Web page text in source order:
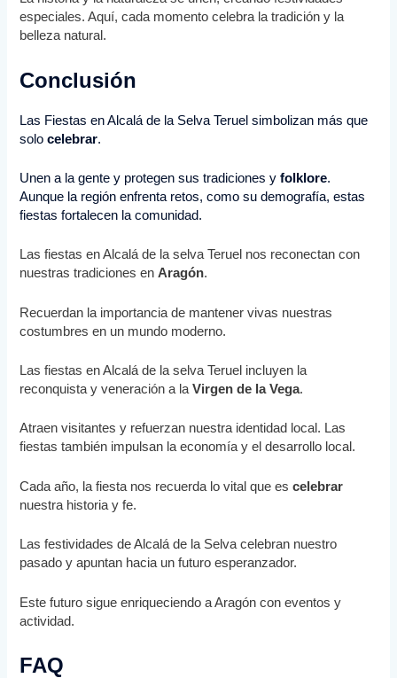
especiales. Aquí, cada momento celebra la tradición y la
belleza natural.
Conclusión
Las Fiestas en Alcalá de la Selva Teruel simbolizan más que
solocelebrar.
Unen a la gente y protegen sus tradiciones yfolklore.
Aunque la región enfrenta retos, como su demografía, estas
fiestas fortalecen la comunidad.
Las fiestas en Alcalá de la selva Teruel nos reconectan con
nuestras tradiciones enAragón.
Recuerdan la importancia de mantener vivas nuestras
costumbres en un mundo moderno.
Las fiestas en Alcalá de la selva Teruel incluyen la
reconquista y veneración a laVirgen de la Vega.
Atraen visitantes y refuerzan nuestra identidad local. Las
fiestas también impulsan la economía y el desarrollo local.
Cada año, la fiesta nos recuerda lo vital que escelebrar
nuestra historia y fe.
Las festividades de Alcalá de la Selva celebran nuestro
pasado y apuntan hacia un futuro esperanzador.
Este futuro sigue enriqueciendo a Aragón con eventos y
actividad.
FAQ